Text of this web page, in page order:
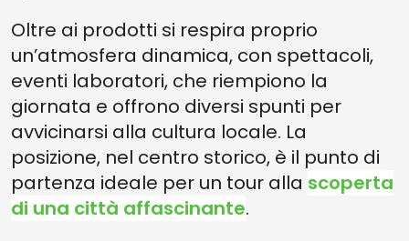
Oltre ai prodotti si respira proprio
un’atmosfera dinamica, con spettacoli,
eventi laboratori, che riempiono la
giornata e offrono diversi spunti per
avvicinarsi alla cultura locale. La
posizione, nel centro storico, è il punto di
partenza ideale per un tour alla scoperta
di una città affascinante.